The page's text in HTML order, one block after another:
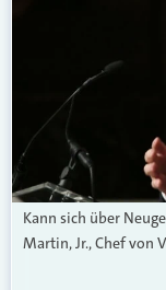
Kann sich über
Martin, Jr., Chef von